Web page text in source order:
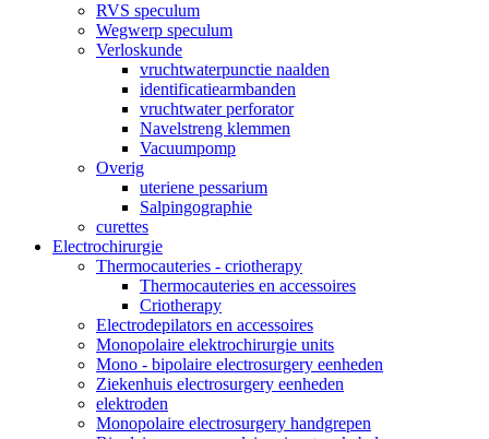
RVS speculum
Wegwerp speculum
Verloskunde
vruchtwaterpunctie naalden
identificatiearmbanden
vruchtwater perforator
Navelstreng klemmen
Vacuumpomp
Overig
uteriene pessarium
Salpingographie
curettes
Electrochirurgie
Thermocauteries - criotherapy
Thermocauteries en accessoires
Criotherapy
Electrodepilators en accessoires
Monopolaire elektrochirurgie units
Mono - bipolaire electrosurgery eenheden
Ziekenhuis electrosurgery eenheden
elektroden
Monopolaire electrosurgery handgrepen